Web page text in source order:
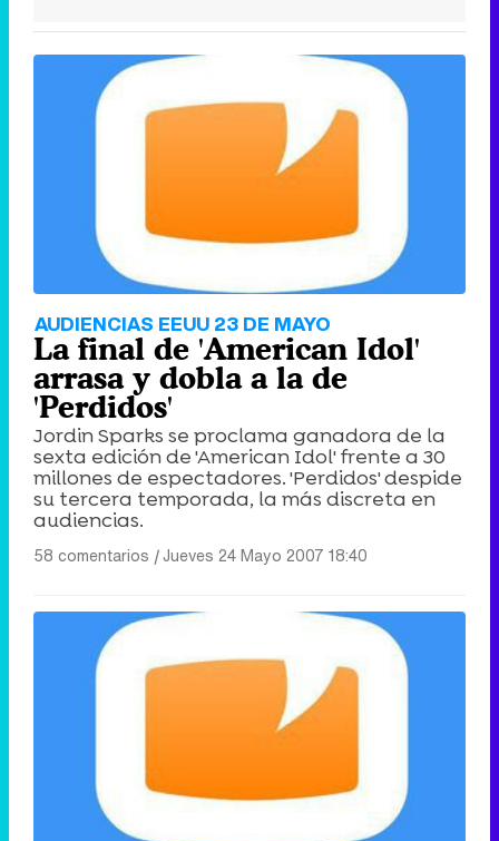
AUDIENCIAS EEUU 23 DE MAYO
La final de 'American Idol'
arrasa y dobla a la de
'Perdidos'
Jordin Sparks se proclama ganadora de la
sexta edición de 'American Idol' frente a 30
millones de espectadores. 'Perdidos' despide
su tercera temporada, la más discreta en
audiencias.
58 comentarios |Jueves 24 Mayo 2007 18:40